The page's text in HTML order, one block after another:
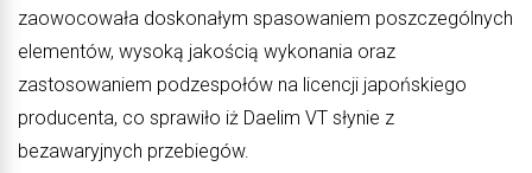
zaowocowała doskonałym spasowaniem poszczególnych
elementów, wysoką jakością wykonania oraz
zastosowaniem podzespołów na licencji japońskiego
producenta, co sprawiło iż Daelim VT słynie z
bezawaryjnych przebiegów.